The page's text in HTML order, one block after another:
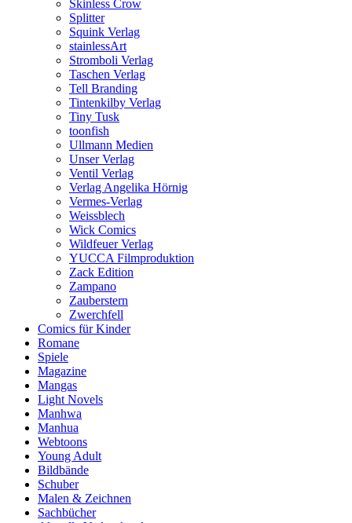
Skinless Crow
Splitter
Squink Verlag
stainlessArt
Stromboli Verlag
Taschen Verlag
Tell Branding
Tintenkilby Verlag
Tiny Tusk
toonfish
Ullmann Medien
Unser Verlag
Ventil Verlag
Verlag Angelika Hörnig
Vermes-Verlag
Weissblech
Wick Comics
Wildfeuer Verlag
YUCCA Filmproduktion
Zack Edition
Zampano
Zauberstern
Zwerchfell
Comics für Kinder
Romane
Spiele
Magazine
Mangas
Light Novels
Manhwa
Manhua
Webtoons
Young Adult
Bildbände
Schuber
Malen & Zeichnen
Sachbücher